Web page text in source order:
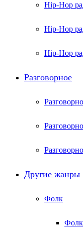
Hip-Hop
Hip-Hop
Hip-Hop
Разговорное
Другие жанры
Фолк
Фолк